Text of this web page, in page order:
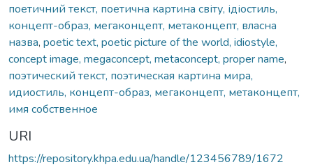
поетичний текст, поетична картина світу, ідіостиль,
концепт-образ, мегаконцепт, метаконцепт, власна
назва, poetic text, poetic picture of the world, idiostyle,
concept image, megaconcept, metaconcept, proper name,
поэтический текст, поэтическая картина мира,
идиостиль, концепт-образ, мегаконцепт, метаконцепт,
имя собственное
URI
https://repository.khpa.edu.ua/handle/123456789/1672